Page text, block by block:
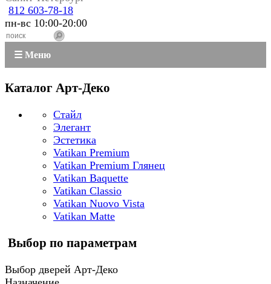
812 603-78-18
пн-вс 10:00-20:00
☰ Меню
Каталог Арт-Деко
Стайл
Элегант
Эстетика
Vatikan Premium
Vatikan Premium Глянец
Vatikan Baquette
Vatikan Classio
Vatikan Nuovo Vista
Vatikan Matte
Выбор по параметрам
Выбор дверей Арт-Деко